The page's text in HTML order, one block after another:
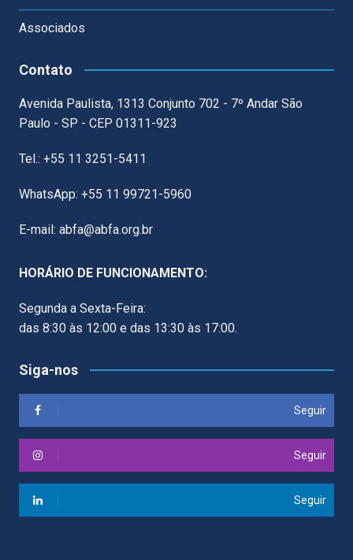
Associados
Contato
Avenida Paulista, 1313 Conjunto 702 - 7º Andar São
Paulo - SP - CEP 01311-923
Tel.: +55 11 3251-5411
WhatsApp: +55 11 99721-5960
E-mail: abfa@abfa.org.br
HORÁRIO DE FUNCIONAMENTO:
Segunda a Sexta-Feira:
das 8:30 às 12:00 e das 13:30 às 17:00.
Siga-nos
Seguir
Seguir
Seguir